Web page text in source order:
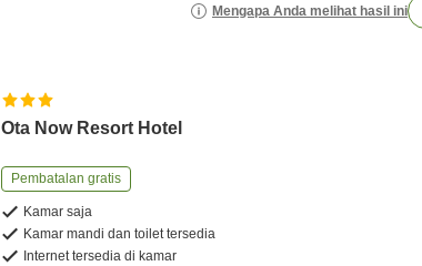
Mengapa Anda melihat hasil ini
Ota Now Resort Hotel
Pembatalan gratis
Kamar saja
Kamar mandi dan toilet tersedia
Internet tersedia di kamar